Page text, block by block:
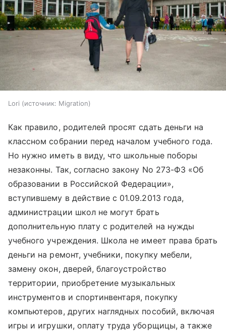
Lori источник: Migration
Как правило, родителей просят сдать деньги на
классном собрании перед началом учебного года.
Но нужно иметь в виду, что школьные поборы
незаконны. Так, согласно закону No 273-ФЗ «Об
образовании в Российской Федерации»,
вступившему в действие с 01.09.2013 года,
администрации школ не могут брать
дополнительную плату с родителей на нужды
учебного учреждения. Школа не имеет права брать
деньги на ремонт, учебники, покупку мебели,
замену окон, дверей, благоустройство
территории, приобретение музыкальных
инструментов и спортинвентаря, покупку
компьютеров, других наглядных пособий, включая
игры и игрушки, оплату труда уборщицы, а также